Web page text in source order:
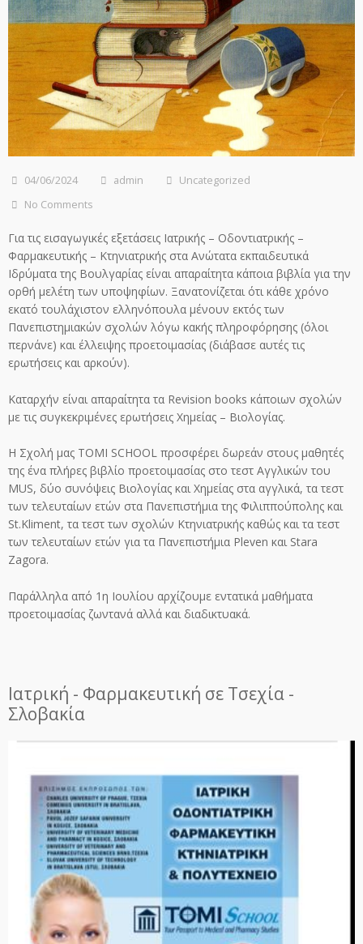
04/06/2024 admin
Uncategorized
No Comments
Για τις εισαγωγικές εξετάσεις Ιατρικής – Οδοντιατρικής –
Φαρμακευτικής – Κτηνιατρικής στα Ανώτατα εκπαιδευτικά
Ιδρύματα της Βουλγαρίας είναι απαραίτητα κάποια βιβλία για την
ορθή μελέτη των υποψηφίων. Ξανατονίζεται ότι κάθε χρόνο
εκατό τουλάχιστον ελληνόπουλα μένουν εκτός των
Πανεπιστημιακών σχολών λόγω κακής πληροφόρησης (όλοι
περνάνε) και έλλειψης προετοιμασίας (διάβασε αυτές τις
ερωτήσεις και αρκούν).
Καταρχήν είναι απαραίτητα τα Revision books κάποιων σχολών
με τις συγκεκριμένες ερωτήσεις Χημείας – Βιολογίας.
Η Σχολή μας TOMI SCHOOL προσφέρει δωρεάν στους μαθητές
της ένα πλήρες βιβλίο προετοιμασίας στο τεστ Αγγλικών του
MUS, δύο συνόψεις Βιολογίας και Χημείας στα αγγλικά, τα τεστ
των τελευταίων ετών στα Πανεπιστήμια της Φιλιππούπολης και
St.Kliment, τα τεστ των σχολών Κτηνιατρικής καθώς και τα τεστ
των τελευταίων ετών για τα Πανεπιστήμια Pleven και Stara
Zagora.
Παράλληλα από 1η Ιουλίου αρχίζουμε εντατικά μαθήματα
προετοιμασίας ζωντανά αλλά και διαδικτυακά.
Ιατρική - Φαρμακευτική σε Τσεχία -
Σλοβακία